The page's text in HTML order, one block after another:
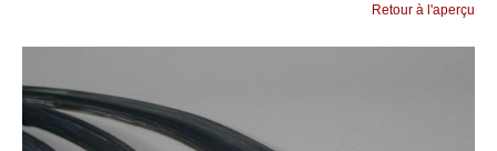
Retour à l'aperçu